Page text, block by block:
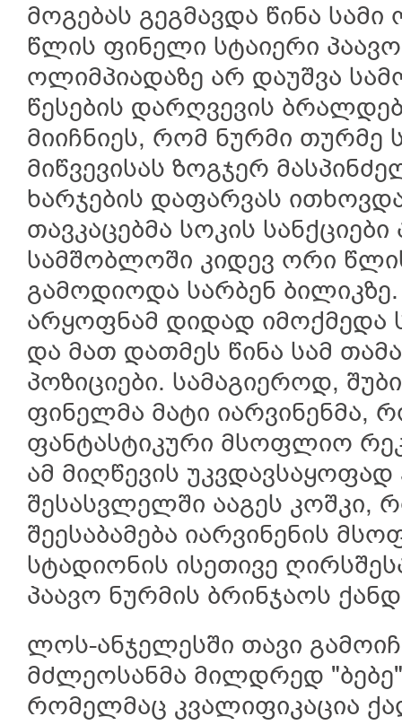
მოგებას გეგმავდა წინა
წლის ფინელი სტაიერი
ოლიმპიადაზე არ დაუშვა
წესების დარღვევის
მიიჩნიეს, რომ ნურმი თურმე
მიწვევისას ზოგჯერ
ხარჯების დაფარვას
თავკაცებმა სოკის
სამშობლოში კიდევ ორი
გამოდიოდა სარბენ
არყოფნამ დიდად იმოქმედა
და მათ დათმეს წინა სამ
პოზიციები. სამაგიეროდ,
ფინელმა მატი იარვინენმა,
ფანტასტიკური მსოფლიო
ამ მიღწევის
შესასვლელში ააგეს კოშკი,
შეესაბამება იარვინენის
სტადიონის ისეთივე
პაავო ნურმის ბრინჯაოს
ლოს-ანჯელესში თავი
მძლეოსანმა მილდრედ
რომელმაც კვალიფიკაცია